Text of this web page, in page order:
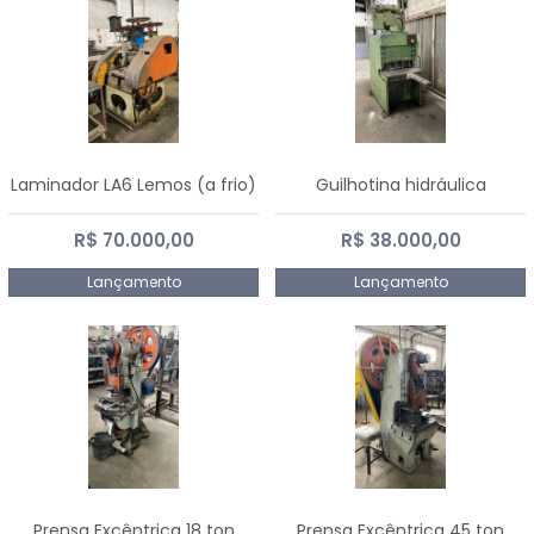
Laminador LA6 Lemos (a frio)
R$ 70.000,00
Lançamento
Guilhotina hidráulica
R$ 38.000,00
Lançamento